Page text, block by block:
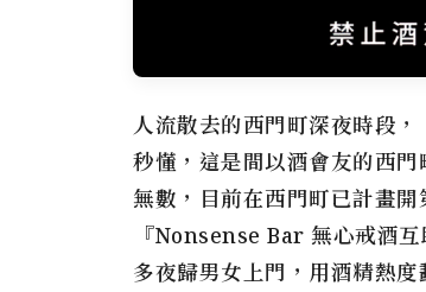
人流散去的西門町深夜時段，
秒懂，這是間以酒會友的西
無數，目前在西門町已計畫
『Nonsense Bar 無心戒酒
多夜歸男女上門，用酒精熱度